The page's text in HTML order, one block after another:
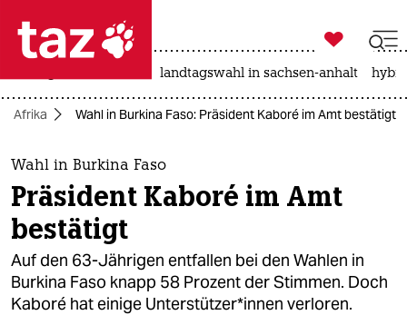
 taz zahl ich
taz zahl ich
themen
politik
öko
gesellschaft

taz zahl ich
landtagswahl in sachsen-anhalt
Afrika Wahl in Burkina Faso: Präsident Kaboré im Amt bestätigt
Wahl in Burkina Faso
Präsident Kaboré im Amt
bestätigt
Auf den 63-Jährigen entfallen bei den Wahlen in
Burkina Faso knapp 58 Prozent der Stimmen. Doch
Kaboré hat einige Unterstützer*innen verloren.